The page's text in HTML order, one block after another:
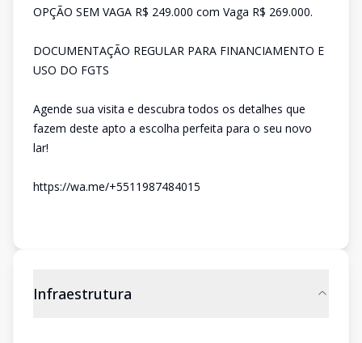
OPÇÃO SEM VAGA R$ 249.000 com Vaga R$ 269.000.
DOCUMENTAÇÃO REGULAR PARA FINANCIAMENTO E
USO DO FGTS
Agende sua visita e descubra todos os detalhes que
fazem deste apto a escolha perfeita para o seu novo
lar!
https://wa.me/+5511987484015
Infraestrutura